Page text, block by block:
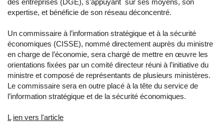
des entreprises (DGE), s’appuyant sur ses moyens, son
expertise, et bénéficie de son réseau déconcentré.
Un commissaire à l’information stratégique et à la sécurité
économiques (CISSE), nommé directement auprès du ministre
en charge de l’économie, sera chargé de mettre en œuvre les
orientations fixées par un comité directeur réuni à l’initiative du
ministre et composé de représentants de plusieurs ministères.
Le commissaire sera en outre placé à la tête du service de
l’information stratégique et de la sécurité économiques.
L ien vers l'article